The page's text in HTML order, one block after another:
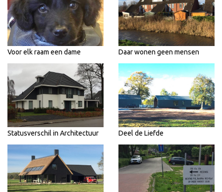
Voor elk raam een dame Daar wonen geen mensen
Statusverschil in Architectuur Deel de Liefde